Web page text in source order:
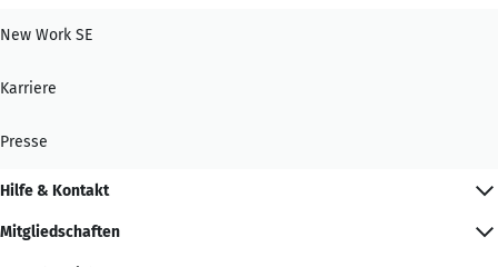
New Work SE
Karriere
Presse
Hilfe & Kontakt
Mitgliedschaften